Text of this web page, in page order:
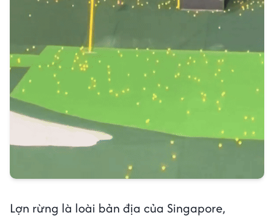
Lợn rừng là loài bản địa của Singapore,